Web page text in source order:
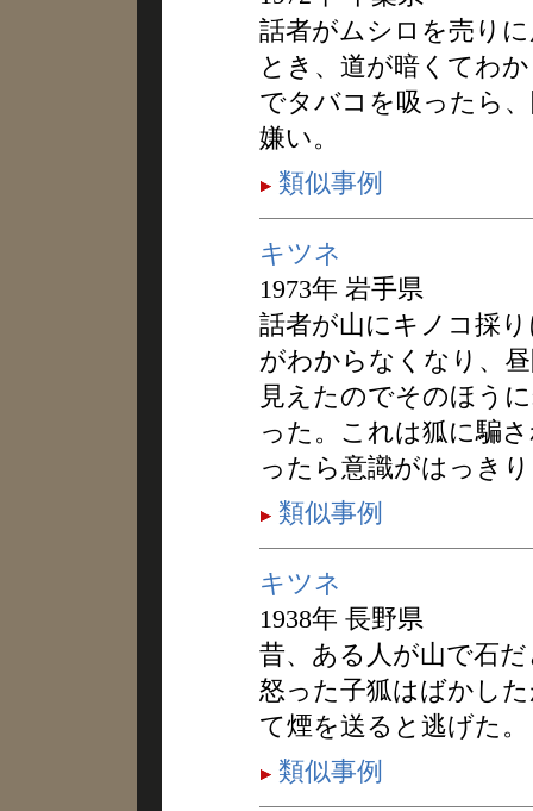
話者がムシロを売り
とき、道が暗くてわ
でタバコを吸ったら
嫌い。
類似事例
キツネ
1973年 岩手県
話者が山にキノコ採
がわからなくなり、
見えたのでそのほう
った。これは狐に騙
ったら意識がはっき
類似事例
キツネ
1938年 長野県
昔、ある人が山で石
怒った子狐はばかし
て煙を送ると逃げた。
類似事例